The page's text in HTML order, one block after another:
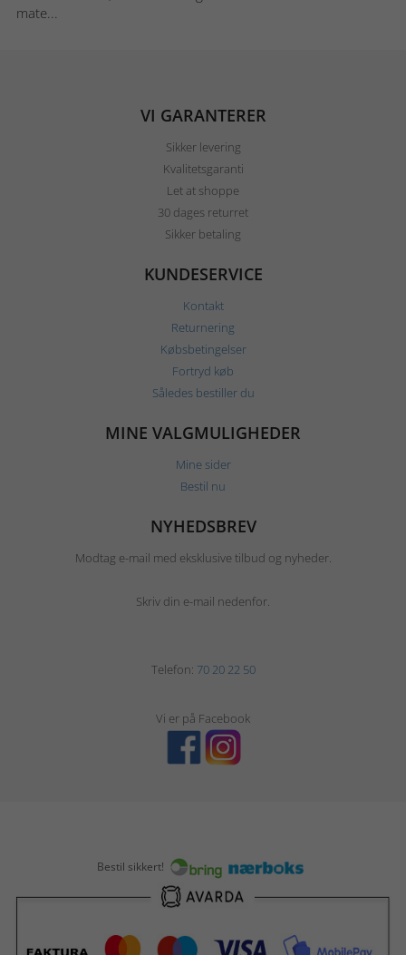
mate...
VI GARANTERER
Sikker levering
Kvalitetsgaranti
Let at shoppe
30 dages returret
Sikker betaling
KUNDESERVICE
Kontakt
Returnering
Købsbetingelser
Fortryd køb
Således bestiller du
MINE VALGMULIGHEDER
Mine sider
Bestil nu
NYHEDSBREV
Modtag e-mail med eksklusive tilbud og nyheder.
Skriv din e-mail nedenfor.
Telefon: 70 20 22 50
Vi er på Facebook
Bestil sikkert!